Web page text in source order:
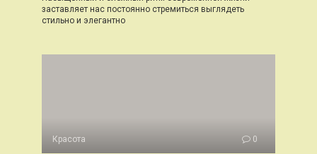
заставляет нас постоянно стремиться выглядеть
стильно и элегантно
Красота 0